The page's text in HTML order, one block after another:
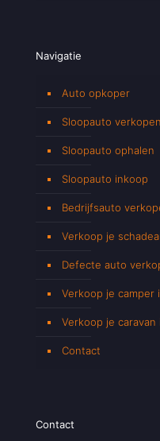
Navigatie
Auto opkoper
Sloopauto
Sloopauto ophalen
Sloopauto inkoop
Bedrijfsauto
Verkoop je
Defecte auto
Verkoop je camper
Verkoop je
Contact
Contact